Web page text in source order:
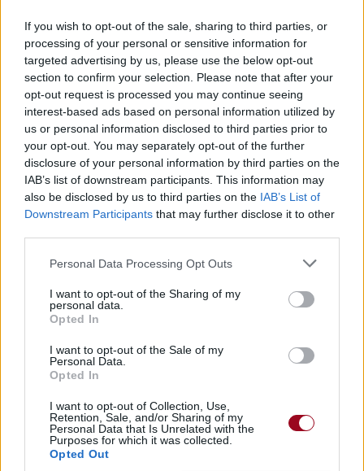
If you wish to opt-out of the sale, sharing to third parties, or
processing of your personal or sensitive information for
targeted advertising by us, please use the below opt-out
section to confirm your selection. Please note that after your
opt-out request is processed you may continue seeing
interest-based ads based on personal information utilized by
us or personal information disclosed to third parties prior to
your opt-out. You may separately opt-out of the further
disclosure of your personal information by third parties on the
IAB’s list of downstream participants. This information may
also be disclosed by us to third parties on the IAB’s List of
Downstream Participants that may further disclose it to other
Personal Data Processing Opt Outs
I want to opt-out of the Sharing of my
personal data.
Opted In
I want to opt-out of the Sale of my
Personal Data.
Opted In
I want to opt-out of Collection, Use,
Retention, Sale, and/or Sharing of my
Personal Data that Is Unrelated with the
Purposes for which it was collected.
Opted Out
Publié parNazélie 9622 3 3 4 le 21 octobre 2022 à
7h15.
Chanteurs : Taylor Swift
Albums :
Midnights (The Til Dawn Edition)
Paroles + Traduction